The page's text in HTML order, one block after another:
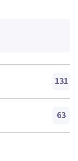
131
63